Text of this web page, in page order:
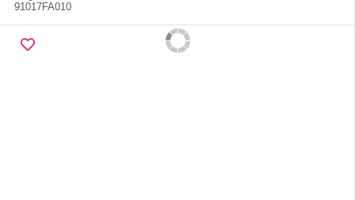
91017FA010